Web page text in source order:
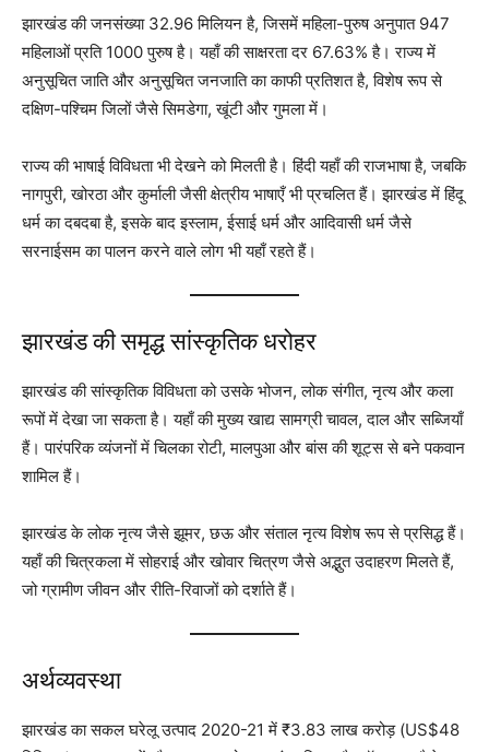
झारखंड की जनसंख्या 32.96 मिलियन है, जिसमें महिला-पुरुष अनुपात 947
महिलाओं प्रति 1000 पुरुष है। यहाँ की साक्षरता दर 67.63% है। राज्य में
अनुसूचित जाति और अनुसूचित जनजाति का काफी प्रतिशत है, विशेष रूप से
दक्षिण-पश्चिम जिलों जैसे सिमडेगा, खूंटी और गुमला में।
राज्य की भाषाई विविधता भी देखने को मिलती है। हिंदी यहाँ की राजभाषा है, जबकि
नागपुरी, खोरठा और कुर्माली जैसी क्षेत्रीय भाषाएँ भी प्रचलित हैं। झारखंड में हिंदू
धर्म का दबदबा है, इसके बाद इस्लाम, ईसाई धर्म और आदिवासी धर्म जैसे
सरनाईसम का पालन करने वाले लोग भी यहाँ रहते हैं।
झारखंड की समृद्ध सांस्कृतिक धरोहर
झारखंड की सांस्कृतिक विविधता को उसके भोजन, लोक संगीत, नृत्य और कला
रूपों में देखा जा सकता है। यहाँ की मुख्य खाद्य सामग्री चावल, दाल और सब्जियाँ
हैं। पारंपरिक व्यंजनों में चिलका रोटी, मालपुआ और बांस की शूट्स से बने पकवान
शामिल हैं।
झारखंड के लोक नृत्य जैसे झूमर, छऊ और संताल नृत्य विशेष रूप से प्रसिद्ध हैं।
यहाँ की चित्रकला में सोहराई और खोवार चित्रण जैसे अद्भुत उदाहरण मिलते हैं,
जो ग्रामीण जीवन और रीति-रिवाजों को दर्शाते हैं।
अर्थव्यवस्था
झारखंड का सकल घरेलू उत्पाद 2020-21 में ₹3.83 लाख करोड़ (US$48